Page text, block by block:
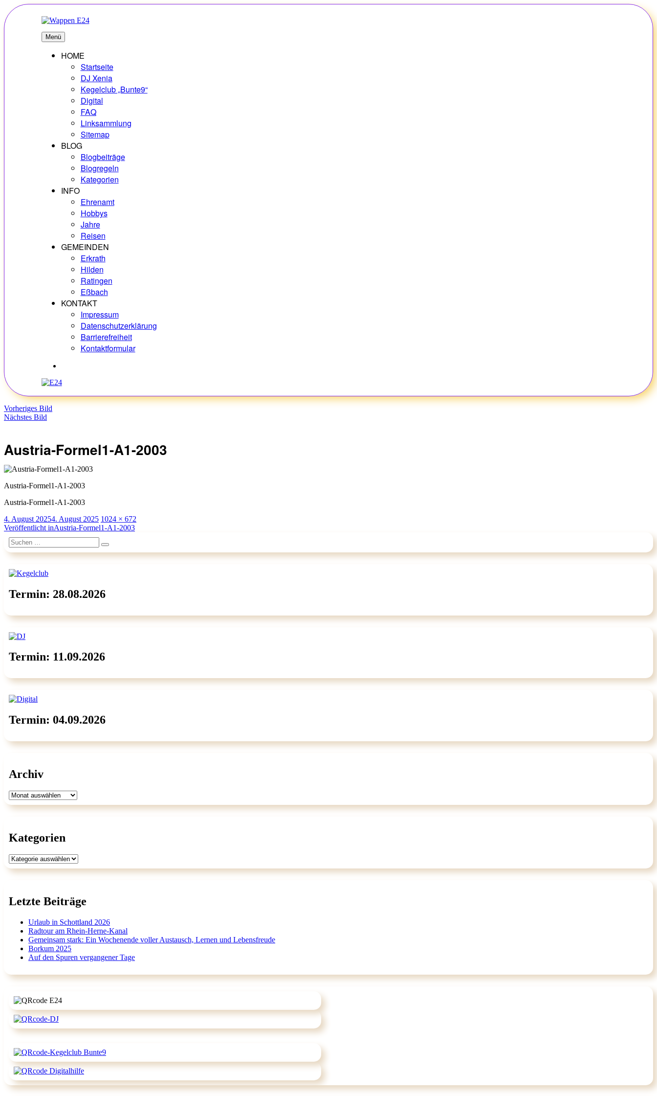
Zum
Inhalt
springen
E24
Erlebnisse – Hobbys – Vielfalt
Menü
HOME
Startseite
DJ Xenia
Kegelclub „Bunte9“
Digital
FAQ
Linksammlung
Sitemap
BLOG
Blogbeiträge
Blogregeln
Kategorien
INFO
Ehrenamt
Hobbys
Jahre
Reisen
GEMEINDEN
Erkrath
Hilden
Ratingen
Eßbach
KONTAKT
Impressum
Datenschutzerklärung
Barrierefreiheit
Kontaktformular
Vorheriges Bild
Nächstes Bild
Austria-Formel1-A1-2003
Austria-Formel1-A1-2003
Austria-Formel1-A1-2003
Veröffentlicht
am
4. August 20254. August 2025 Originalgröße
1024 × 672
Beitragsnavigation
Veröffentlicht inAustria-Formel1-A1-2003
Suchen
nach:
Suchen
Termin: 28.08.2026
Termin: 11.09.2026
Termin: 04.09.2026
Archiv
Archiv
Kategorien
Kategorien
Letzte Beiträge
Urlaub in Schottland 2026
Radtour am Rhein-Herne-Kanal
Gemeinsam stark: Ein Wochenende voller Austausch, Lernen und Lebensfreude
Borkum 2025
Auf den Spuren vergangener Tage